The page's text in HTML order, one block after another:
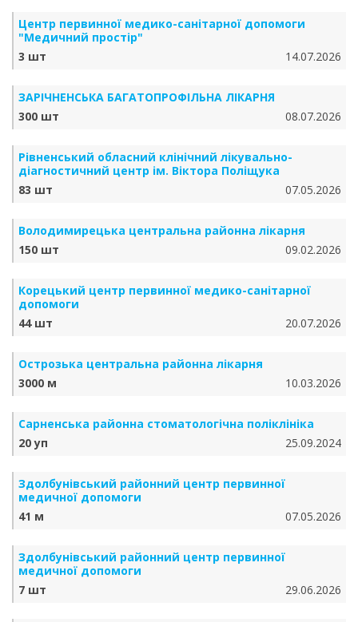
Центр первинної медико-санітарної допомоги
"Медичний простір"
3 шт
14.07.2026
ЗАРІЧНЕНСЬКА БА­ГА­ТО­ПРО­ФІЛЬ­НА ЛІКАРНЯ
300 шт
08.07.2026
Рівненський обласний клінічний лікувально-
діагностичний центр ім. Віктора Поліщука
83 шт
07.05.2026
Володимирецька центральна районна лікарня
150 шт
09.02.2026
Корецький центр первинної медико-санітарної
допомоги
44 шт
20.07.2026
Острозька центральна районна лікарня
3000 м
10.03.2026
Сарненська районна стоматологічна поліклініка
20 уп
25.09.2024
Здолбунівський районний центр первинної
медичної допомоги
41 м
07.05.2026
Здолбунівський районний центр первинної
медичної допомоги
7 шт
29.06.2026